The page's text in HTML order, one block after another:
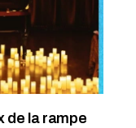
de la rampe